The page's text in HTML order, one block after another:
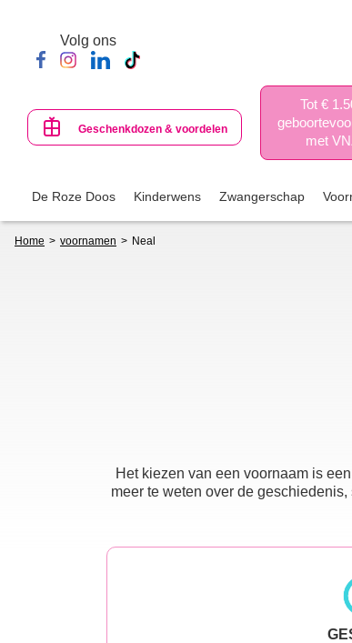
content
Volg ons
Geschenkdozen & voordelen
Tot €
met
De Roze Doos Kinderwens Zwangerschap
Home voornamen Neal
Het kiezen van een voornaam is
meer te weten over de